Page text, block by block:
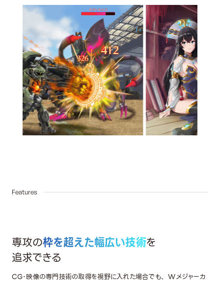
Features03
専攻の枠を超えた幅広い技術を
追求できる
CG･映像の専門技術の取得を視野に入れた場合でも、 Wメジャーカ